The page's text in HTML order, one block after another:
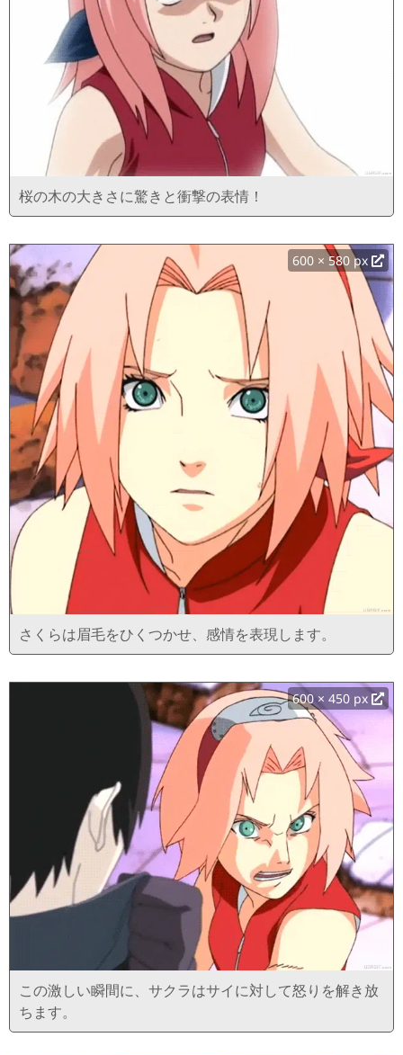
桜の木の大きさに驚きと衝撃の表情！
600 × 580 px
さくらは眉毛をひくつかせ、感情を表現します。
600 × 450 px
この激しい瞬間に、サクラはサイに対して怒りを解き放
ちます。